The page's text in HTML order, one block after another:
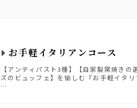
お手軽イタリアンコース
【アンティパスト3種】【自家製窯焼き
ズのビュッフェ】を愉しむ『お手軽イタリ